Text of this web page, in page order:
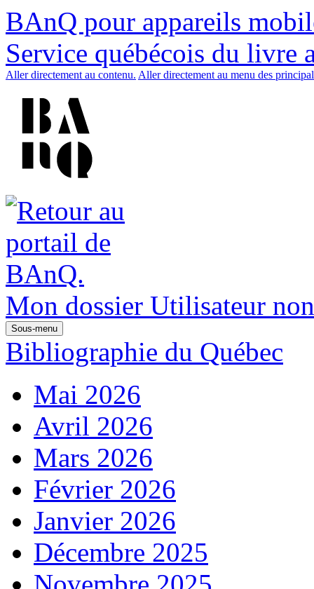
BAnQ pour appareils
Service québécois du livre
Aller directement au contenu. Aller directement au menu des
Mon dossier Utilisateur
Sous-menu
Bibliographie du Québec
Mai 2026
Avril 2026
Mars 2026
Février 2026
Janvier 2026
Décembre 2025